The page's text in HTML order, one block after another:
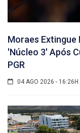
Moraes Extingue
'núcleo 3' Após
PGR
04 AGO 2026 - 16:26H